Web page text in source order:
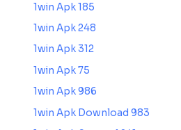
1win Apk 185
1win Apk 248
1win Apk 312
1win Apk 75
1win Apk 986
1win Apk Download 983